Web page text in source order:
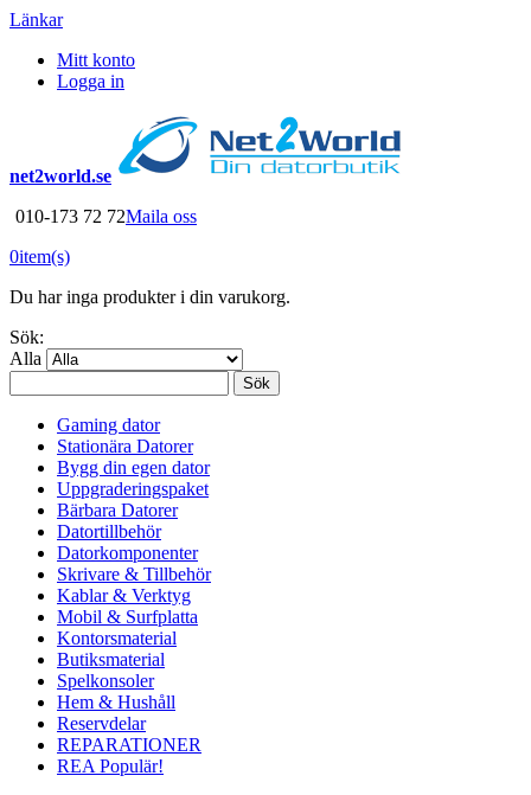
Länkar
Mitt konto
Logga in
net2world.se
010-173 72 72Maila oss
0item(s)
Du har inga produkter i din varukorg.
Sök:
Alla
Sök
Gaming dator
Stationära Datorer
Bygg din egen dator
Uppgraderingspaket
Bärbara Datorer
Datortillbehör
Datorkomponenter
Skrivare & Tillbehör
Kablar & Verktyg
Mobil & Surfplatta
Kontorsmaterial
Butiksmaterial
Spelkonsoler
Hem & Hushåll
Reservdelar
REPARATIONER
REA Populär!